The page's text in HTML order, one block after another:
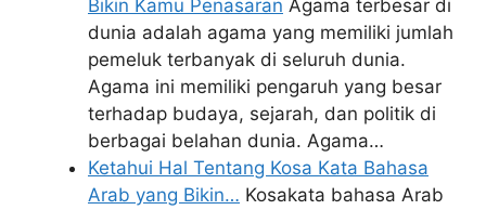
Bikin Kamu Penasaran Agama terbesar di
dunia adalah agama yang memiliki jumlah
pemeluk terbanyak di seluruh dunia.
Agama ini memiliki pengaruh yang besar
terhadap budaya, sejarah, dan politik di
berbagai belahan dunia. Agama…
Ketahui Hal Tentang Kosa Kata Bahasa
Arab yang Bikin… Kosakata bahasa Arab